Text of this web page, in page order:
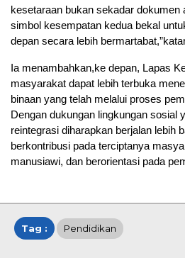
kesetaraan bukan sekadar dokumen
simbol kesempatan kedua bekal
depan secara lebih
Ia menambahkan,ke depan, Lapas
masyarakat dapat lebih terbuka
binaan yang telah melalui proses
Dengan dukungan lingkungan sosial
reintegrasi diharapkan berjalan lebih
berkontribusi pada terciptanya
manusiawi, dan berorientasi pada
Tag : Pendidikan